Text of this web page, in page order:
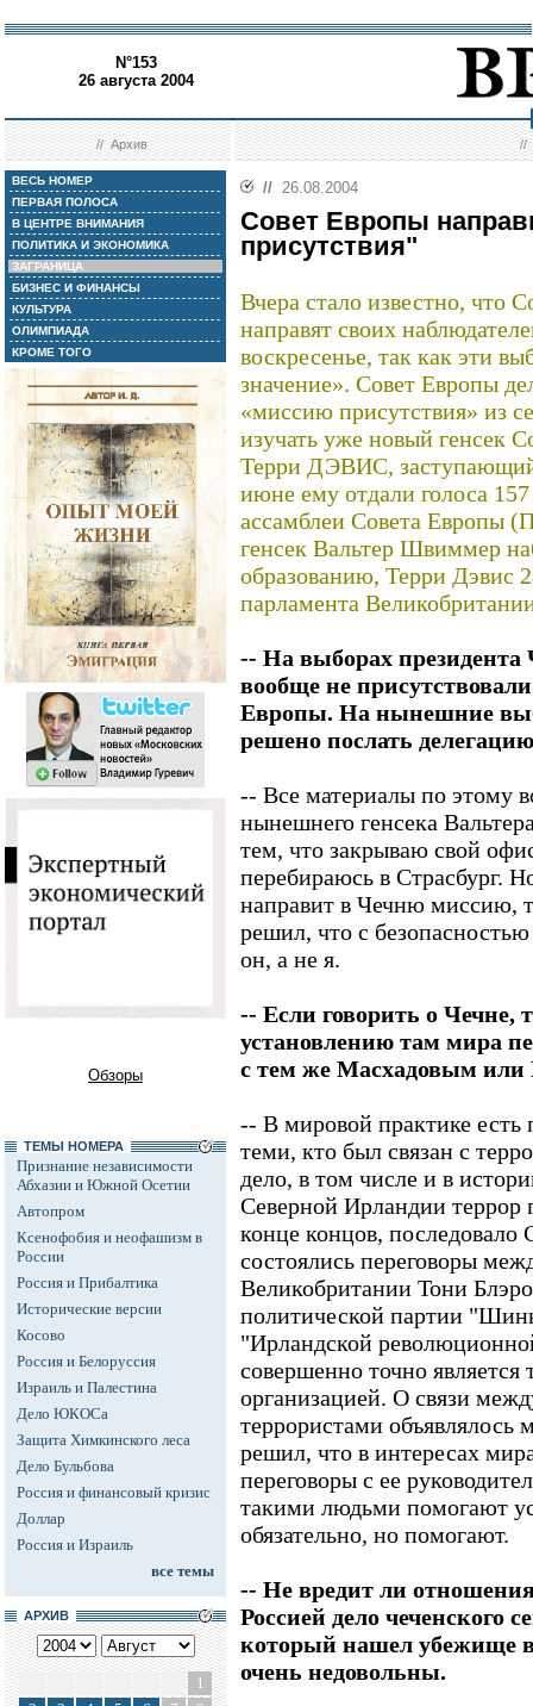
N°153
26 августа 2004
//Архив //
ВЕСЬ НОМЕР
ПЕРВАЯ ПОЛОСА
В ЦЕНТРЕ ВНИМАНИЯ
ПОЛИТИКА И ЭКОНОМИКА
ЗАГРАНИЦА
БИЗНЕС И ФИНАНСЫ
КУЛЬТУРА
ОЛИМПИАДА
КРОМЕ ТОГО
Обзоры
ТЕМЫ НОМЕРА
Признание независимости
Абхазии и Южной Осетии
Автопром
Ксенофобия и неофашизм в
России
Россия и Прибалтика
Исторические версии
Косово
Россия и Белоруссия
Израиль и Палестина
Дело ЮКОСа
Защита Химкинского леса
Дело Бульбова
Россия и финансовый кризис
Доллар
Россия и Израиль
все темы
АРХИВ
1
// 26.08.2004
Совет Европы
присутствия"
Вчера стало известно, что
направят своих
воскресенье, так как эти
значение». Совет Европы
«миссию присутствия» из
изучать уже новый генсек
Терри ДЭВИС, заступающий
июне ему отдали голоса
ассамблеи Совета Европы
генсек Вальтер Швиммер
образованию, Терри Дэвис
парламента
-- На выборах президента
вообще не
Европы. На нынешние
решено послать
-- Все материалы по этому
нынешнего генсека
тем, что закрываю свой
перебираюсь в Страсбург.
направит в Чечню миссию,
решил, что с
он, а не я.
-- Если говорить о Чечне,
установлению там мира
с тем же Масхадовым или
-- В мировой практике есть
теми, кто был связан с
дело, в том числе и в
Северной Ирландии
конце концов, последовало
состоялись переговоры
Великобритании Тони
политической партии
"Ирландской
совершенно точно является
организацией. О связи
террористами объявлялось
решил, что в интересах
переговоры с ее
такими людьми помогают
обязательно, но помогают.
-- Не вредит ли
Россией дело чеченского
который нашел убежище
очень недовольны.